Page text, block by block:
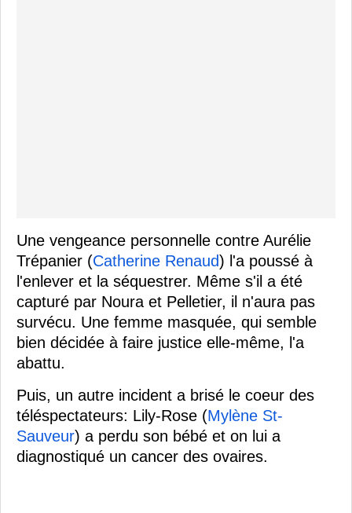
Une vengeance personnelle contre Aurélie
Trépanier (Catherine Renaud) l'a poussé à
l'enlever et la séquestrer. Même s'il a été
capturé par Noura et Pelletier, il n'aura pas
survécu. Une femme masquée, qui semble
bien décidée à faire justice elle-même, l'a
abattu.
Puis, un autre incident a brisé le coeur des
téléspectateurs: Lily-Rose (Mylène St-
Sauveur) a perdu son bébé et on lui a
diagnostiqué un cancer des ovaires.